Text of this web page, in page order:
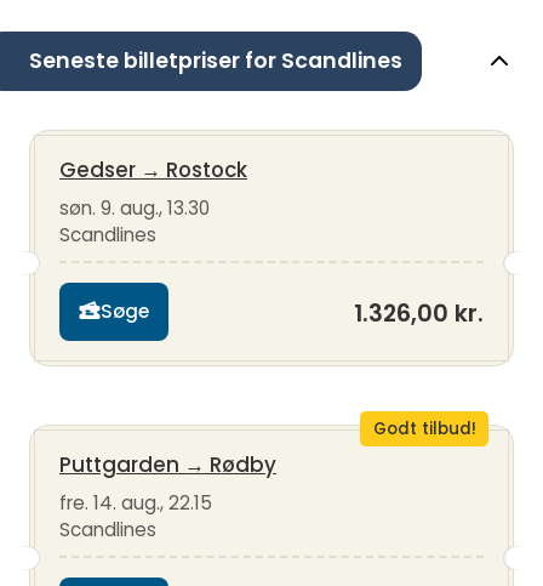
Seneste billetpriser for Scandlines
Gedser → Rostock
søn. 9. aug., 13.30
Scandlines
Søge 1.326,00 kr.
Godt tilbud!
Puttgarden → Rødby
fre. 14. aug., 22.15
Scandlines